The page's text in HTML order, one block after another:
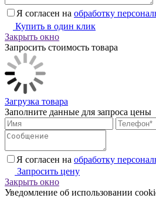
Я согласен на обработку
Купить в один клик
Закрыть окно
Запросить стоимость товара
Загрузка товара
Заполните данные для запроса цены
Я согласен на обработку
Запросить цену
Закрыть окно
Уведомление об использовании